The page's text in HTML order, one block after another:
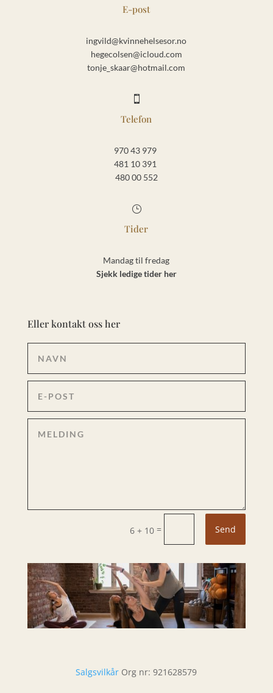
E-post
ingvild@kvinnehelsesor.no
hegecolsen@icloud.com
tonje_skaar@hotmail.com

Telefon
970 43 979
481 10 391
480 00 552
}
Tider
Mandag til fredag
Sjekk ledige tider her
Eller kontakt oss her
6 + 10 = Send
Salgsvilkår Org nr: 921628579